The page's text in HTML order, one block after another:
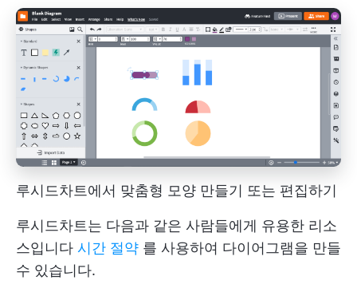
루시드차트에서 맞춤형 모양 만들기 또는 편집하기
루시드차트는 다음과 같은 사람들에게 유용한 리소
스입니다 시간 절약 를 사용하여 다이어그램을 만들
수 있습니다.